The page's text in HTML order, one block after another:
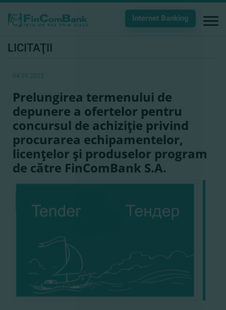
Internet Banking
LICITAŢII
04.09.2023
Prelungirea termenului de
depunere a ofertelor pentru
concursul de achiziţie privind
procurarea echipamentelor,
licenţelor şi produselor program
de către FinComBank S.A.